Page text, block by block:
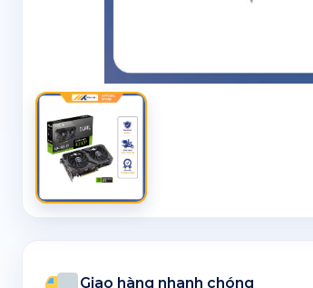
Giao hàng nhanh chóng